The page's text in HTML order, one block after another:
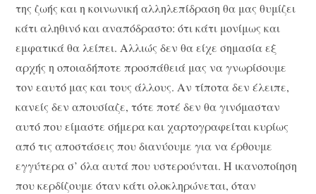
της ζωής και η κοινωνική αλληλεπίδραση θα μας θυμίζει
κάτι αληθινό και αναπόδραστο: ότι κάτι μονίμως και
εμφατικά θα λείπει. Αλλιώς δεν θα είχε σημασία εξ
αρχής η οποιαδήποτε προσπάθειά μας να γνωρίσουμε
τον εαυτό μας και τους άλλους. Αν τίποτα δεν έλειπε,
κανείς δεν απουσίαζε, τότε ποτέ δεν θα γινόμασταν
αυτό που είμαστε σήμερα και χαρτογραφείται κυρίως
από τις αποστάσεις που διανύουμε για να έρθουμε
εγγύτερα σ’ όλα αυτά που υστερούνται. Η ικανοποίηση
που κερδίζουμε όταν κάτι ολοκληρώνεται, όταν